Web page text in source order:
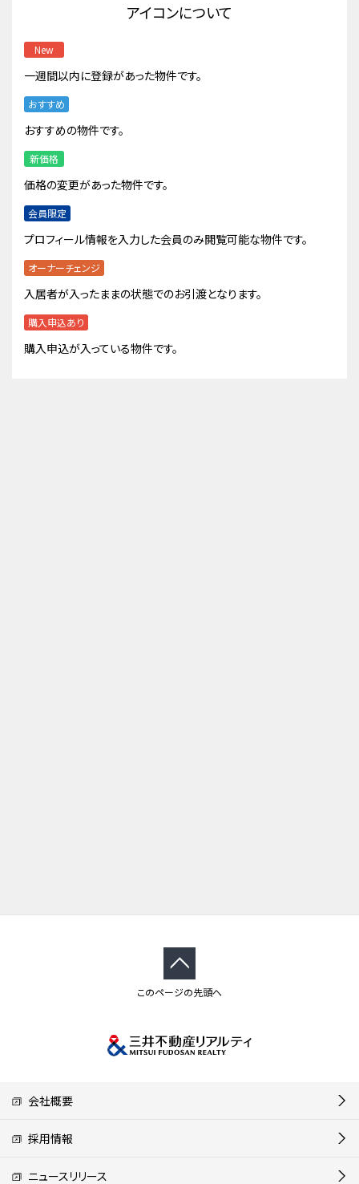
アイコンについて
New
一週間以内に登録があった物件です。
おすすめ
おすすめの物件です。
新価格
価格の変更があった物件です。
会員限定
プロフィール情報を入力した会員のみ閲覧可能な物件です。
オーナーチェンジ
入居者が入ったままの状態でのお引渡となります。
購入申込あり
購入申込が入っている物件です。
このページの先頭へ
会社概要
採用情報
ニュースリリース